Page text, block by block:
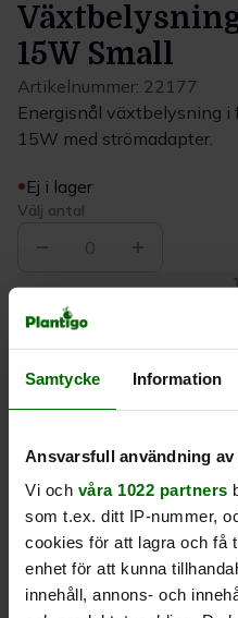
Samtycke Information
Ansvarsfull användning
Vi och våra 1022 partners
som t.ex. ditt IP-nummer,
cookies för att lagra och få
enhet för att kunna
innehåll, annons- och
15W Small
Artikelnummer: 22177
Energisnål växtbelysning i
15W med strömadapter.
Ej i lager
Välj antal
0
Leverans 1-
Beskrivning
Produktrecensioner